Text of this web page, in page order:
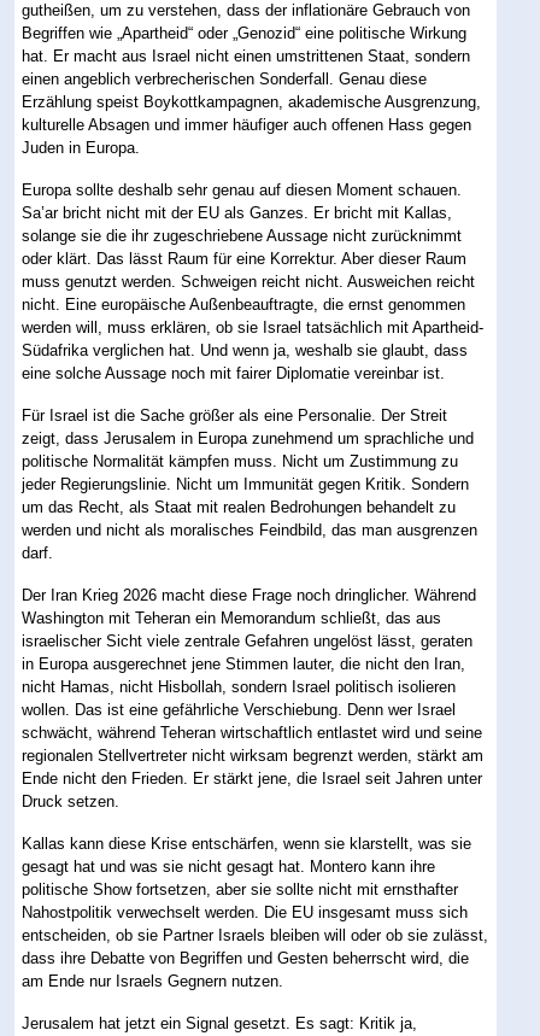
gutheißen, um zu verstehen, dass der inflationäre Gebrauch von
Begriffen wie „Apartheid“ oder „Genozid“ eine politische Wirkung
hat. Er macht aus Israel nicht einen umstrittenen Staat, sondern
einen angeblich verbrecherischen Sonderfall. Genau diese
Erzählung speist Boykottkampagnen, akademische Ausgrenzung,
kulturelle Absagen und immer häufiger auch offenen Hass gegen
Juden in Europa.
Europa sollte deshalb sehr genau auf diesen Moment schauen.
Sa’ar bricht nicht mit der EU als Ganzes. Er bricht mit Kallas,
solange sie die ihr zugeschriebene Aussage nicht zurücknimmt
oder klärt. Das lässt Raum für eine Korrektur. Aber dieser Raum
muss genutzt werden. Schweigen reicht nicht. Ausweichen reicht
nicht. Eine europäische Außenbeauftragte, die ernst genommen
werden will, muss erklären, ob sie Israel tatsächlich mit Apartheid-
Südafrika verglichen hat. Und wenn ja, weshalb sie glaubt, dass
eine solche Aussage noch mit fairer Diplomatie vereinbar ist.
Für Israel ist die Sache größer als eine Personalie. Der Streit
zeigt, dass Jerusalem in Europa zunehmend um sprachliche und
politische Normalität kämpfen muss. Nicht um Zustimmung zu
jeder Regierungslinie. Nicht um Immunität gegen Kritik. Sondern
um das Recht, als Staat mit realen Bedrohungen behandelt zu
werden und nicht als moralisches Feindbild, das man ausgrenzen
darf.
Der Iran Krieg 2026 macht diese Frage noch dringlicher. Während
Washington mit Teheran ein Memorandum schließt, das aus
israelischer Sicht viele zentrale Gefahren ungelöst lässt, geraten
in Europa ausgerechnet jene Stimmen lauter, die nicht den Iran,
nicht Hamas, nicht Hisbollah, sondern Israel politisch isolieren
wollen. Das ist eine gefährliche Verschiebung. Denn wer Israel
schwächt, während Teheran wirtschaftlich entlastet wird und seine
regionalen Stellvertreter nicht wirksam begrenzt werden, stärkt am
Ende nicht den Frieden. Er stärkt jene, die Israel seit Jahren unter
Druck setzen.
Kallas kann diese Krise entschärfen, wenn sie klarstellt, was sie
gesagt hat und was sie nicht gesagt hat. Montero kann ihre
politische Show fortsetzen, aber sie sollte nicht mit ernsthafter
Nahostpolitik verwechselt werden. Die EU insgesamt muss sich
entscheiden, ob sie Partner Israels bleiben will oder ob sie zulässt,
dass ihre Debatte von Begriffen und Gesten beherrscht wird, die
am Ende nur Israels Gegnern nutzen.
Jerusalem hat jetzt ein Signal gesetzt. Es sagt: Kritik ja,